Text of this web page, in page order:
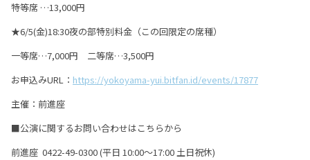
特等席 …13,000円
★6/5(金)18:30夜の部特別料金（この回限定の席種）
一等席…7,000円 二等席…3,500円
お申込みURL： https://yokoyama-yui.bitfan.id/events/17877
主催：前進座
■公演に関するお問い合わせはこちらから
前進座 0422-49-0300 (平日 10:00～17:00 土日祝休)